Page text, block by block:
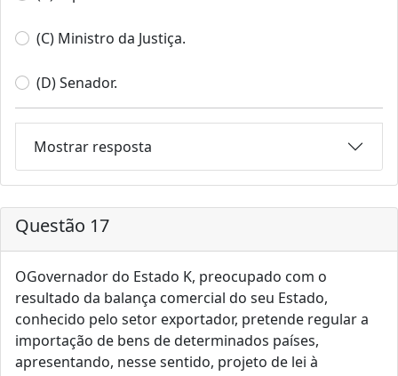
(C) Ministro da Justiça.
(D) Senador.
Mostrar resposta
Questão 17
OGovernador do Estado K, preocupado com o
resultado da balança comercial do seu Estado,
conhecido pelo setor exportador, pretende regular a
importação de bens de determinados países,
apresentando, nesse sentido, projeto de lei à